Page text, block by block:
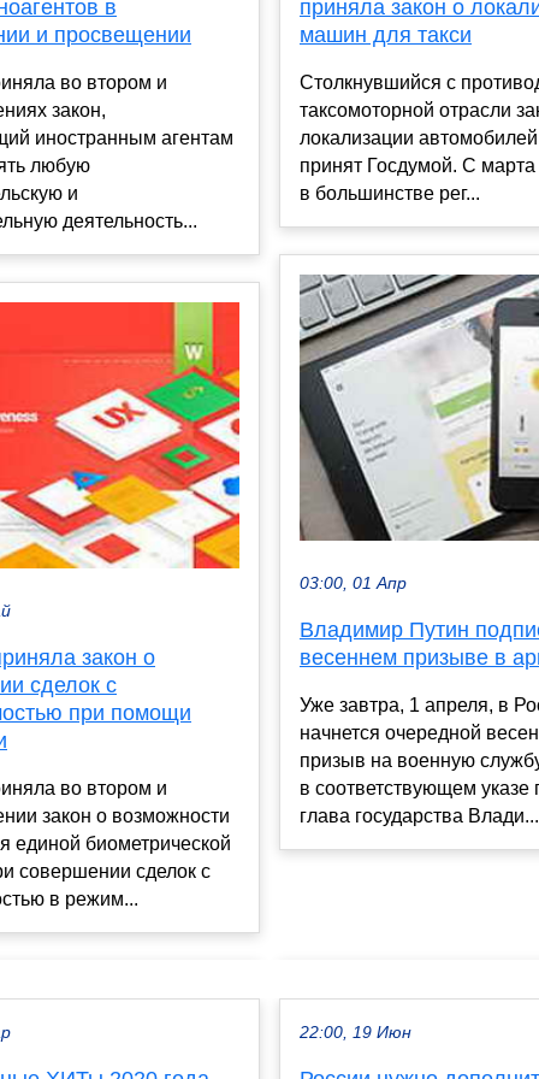
в
и просвещении
во втором и
закон,
иностранным агентам
любую
и
деятельность...
закон о
сделок с
при помощи
во втором и
закон о возможности
единой биометрической
совершении сделок с
в режим...
приняла закон о
машин для такси
Столкнувшийся с
таксомоторной отрасли
локализации
принят Госдумой. С марта
в большинстве рег...
03:00, 01 Апр
Владимир Путин
весеннем призыве в
Уже завтра, 1 апреля, в
начнется очередной
призыв на военную
в соответствующем указе
глава государства Влади...
22:00, 19 Июн